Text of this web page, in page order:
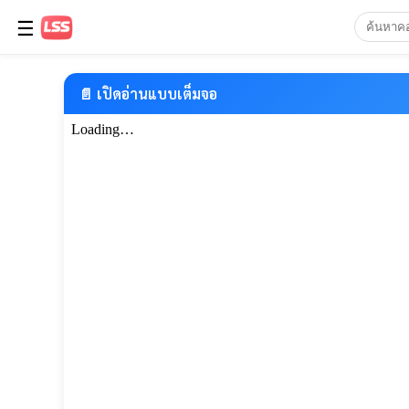
☰
📄 เปิดอ่านแบบเต็มจอ